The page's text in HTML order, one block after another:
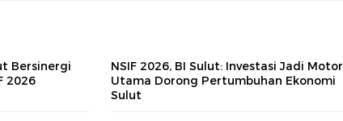
Bersinergi
2026
NSIF 2026, BI Sulut: Investasi Jadi Motor
Utama Dorong Pertumbuhan Ekonomi
Sulut